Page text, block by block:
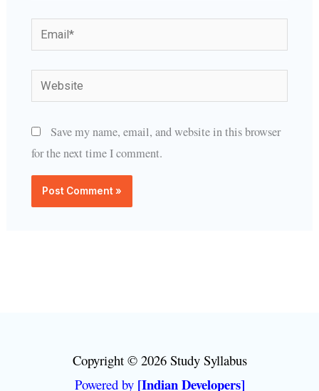
Email*
Website
Save my name, email, and website in this browser
for the next time I comment.
Copyright © 2026 Study Syllabus
Powered by [Indian Developers]